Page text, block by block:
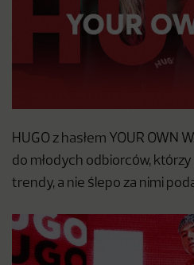
HUGO z hasłem YOUR OWN
do młodych odbiorców,
trendy, a nie ślepo za nimi